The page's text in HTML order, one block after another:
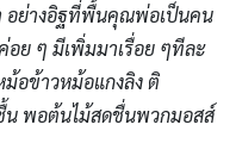
อย่างอิฐที่พื้นคุณพ่อเป็นคน
อย ๆ มีเพิ่มมาเรื่อย ๆทีละ
อข้าวหม้อแกงลิง ติ
น พอต้นไม้สดชื่นพวกมอสส์